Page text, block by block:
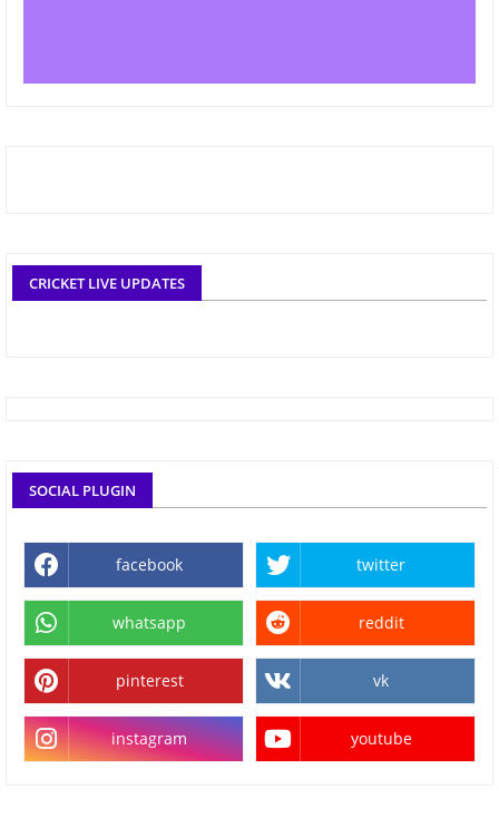
CRICKET LIVE UPDATES
SOCIAL PLUGIN
facebook twitter
whatsapp reddit
pinterest vk
instagram youtube